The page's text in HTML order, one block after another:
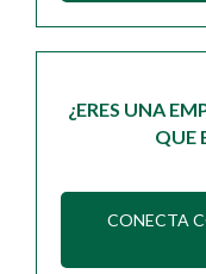
¿ERES UNA
QUE
CONECTA